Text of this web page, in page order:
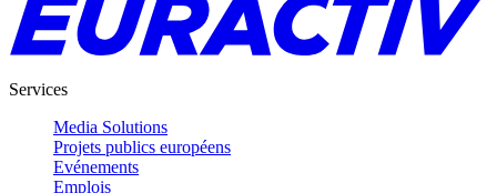
Services
Media Solutions
Projets publics européens
Evénements
Emplois